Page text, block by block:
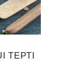
TEPTI